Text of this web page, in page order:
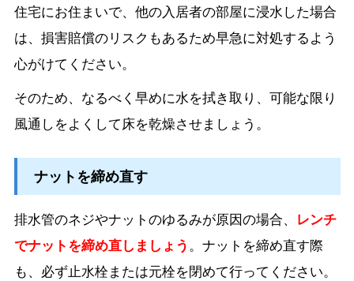
住宅にお住まいで、他の入居者の部屋に浸水した場合
は、損害賠償のリスクもあるため早急に対処するよう
心がけてください。
そのため、なるべく早めに水を拭き取り、可能な限り
風通しをよくして床を乾燥させましょう。
ナットを締め直す
排水管のネジやナットのゆるみが原因の場合、
レンチ
でナットを締め直しましょう。ナットを締め直す際
も、必ず止水栓または元栓を閉めて行ってください。